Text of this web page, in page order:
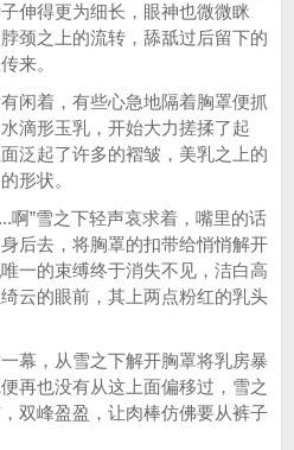
伸得更为细长，眼神也微微眯
颈之上的流转，舔舐过后留下的
来。
着，有些心急地隔着胸罩便抓
滴形玉乳，开始大力搓揉了起
泛起了许多的褶皱，美乳之上的
形状。
”雪之下轻声哀求着，嘴里的话
后去，将胸罩的扣带给悄悄解开
一的束缚终于消失不见，洁白高
云的眼前，其上两点粉红的乳头
，从雪之下解开胸罩将乳房暴
再也没有从这上面偏移过，雪之
双峰盈盈，让肉棒仿佛要从裤子